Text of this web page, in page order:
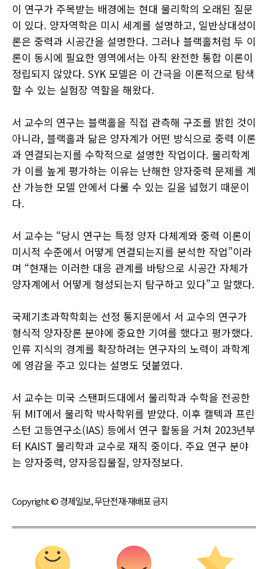
이 연구가 주목받는 배경에는 현대 물리학의 오래된 질문
이 있다. 양자역학은 미시 세계를 설명하고, 일반상대성이
론은 중력과 시공간을 설명한다. 그러나 블랙홀처럼 두 이
론이 동시에 필요한 영역에서는 아직 완전한 통합 이론이
정립되지 않았다. SYK 모델은 이 간극을 이론적으로 탐색
할 수 있는 실험장 역할을 해왔다.
서 교수의 연구는 블랙홀을 직접 관측해 구조를 밝힌 것이
아니라, 블랙홀과 닮은 양자계가 어떤 방식으로 중력 이론
과 연결되는지를 수학적으로 설명한 작업이다. 물리학계
가 이를 높게 평가하는 이유는 난해한 양자중력 문제를 계
산 가능한 모델 안에서 다룰 수 있는 길을 넓혔기 때문이
다.
서 교수는 “당시 연구는 특정 양자 다체계와 중력 이론이
미시적 수준에서 어떻게 연결되는지를 분석한 작업”이라
며 “현재는 이러한 대응 관계를 바탕으로 시공간 자체가
양자계에서 어떻게 형성되는지 탐구하고 있다”고 말했다.
국제기초과학학회는 선정 통지문에서 서 교수의 연구가
형식적 양자장론 분야에 중요한 기여를 했다고 평가했다.
인류 지식의 경계를 확장하려는 연구자의 노력이 과학계
에 영감을 주고 있다는 설명도 덧붙였다.
서 교수는 미국 스탠퍼드대에서 물리학과 수학을 전공한
뒤 MIT에서 물리학 박사학위를 받았다. 이후 캘텍과 프린
스턴 고등연구소(IAS) 등에서 연구 활동을 거쳐 2023년부
터 KAIST 물리학과 교수로 재직 중이다. 주요 연구 분야
는 양자중력, 양자응집물질, 양자정보다.
Copyright © 경제일보, 무단전재·재배포 금지